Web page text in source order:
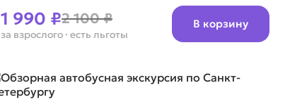
1 990 ₽2 100 ₽
за взрослого · есть льготы
В корзину